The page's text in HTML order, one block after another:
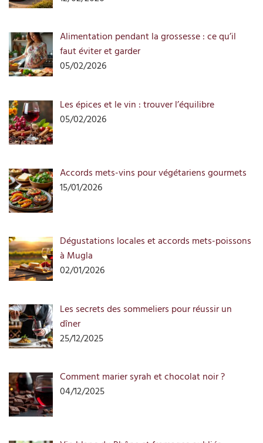
Alimentation pendant la grossesse : ce qu’il
faut éviter et garder
05/02/2026
Les épices et le vin : trouver l’équilibre
05/02/2026
Accords mets-vins pour végétariens gourmets
15/01/2026
Dégustations locales et accords mets-poissons
à Mugla
02/01/2026
Les secrets des sommeliers pour réussir un
dîner
25/12/2025
Comment marier syrah et chocolat noir ?
04/12/2025